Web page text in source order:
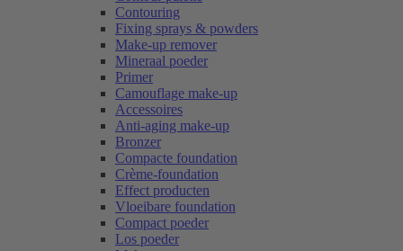
Contouring
Fixing sprays & powders
Make-up remover
Mineraal poeder
Primer
Camouflage make-up
Accessoires
Anti-aging make-up
Bronzer
Compacte foundation
Crème-foundation
Effect producten
Vloeibare foundation
Compact poeder
Los poeder